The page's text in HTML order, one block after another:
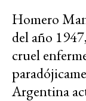
Homero
del año
cruel
Argentina